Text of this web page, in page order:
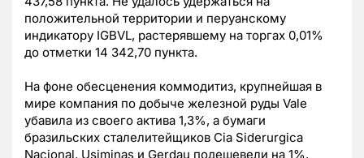
положительной территории и перуанскому
индикатору IGBVL, растерявшему на торгах 0,01%
до отметки 14 342,70 пункта.
На фоне обесценения коммодитиз, крупнейшая в
мире компания по добыче железной руды Vale
убавила из своего актива 1,3%, а бумаги
бразильских сталелитейщиков Cia Siderurgica
Nacional, Usiminas и Gerdau подешевели на 1%,